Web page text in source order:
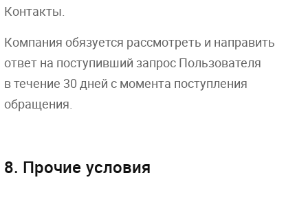
Контакты.
Компания обязуется рассмотреть и направить
ответ на поступивший запрос Пользователя
в течение 30 дней с момента поступления
обращения.
8. Прочие условия